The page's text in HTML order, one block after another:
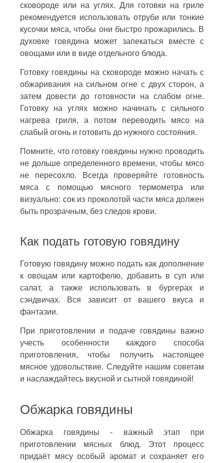
сковороде или на углях. Для готовки на гриле
рекомендуется использовать отруби или тонкие
кусочки мяса, чтобы они быстро прожарились. В
духовке говядина может запекаться вместе с
овощами или в виде отдельного блюда.
Готовку говядины на сковороде можно начать с
обжаривания на сильном огне с двух сторон, а
затем довести до готовности на слабом огне.
Готовку на углях можно начинать с сильного
нагрева гриля, а потом переводить мясо на
слабый огонь и готовить до нужного состояния.
Помните, что готовку говядины нужно проводить
не дольше определенного времени, чтобы мясо
не пересохло. Всегда проверяйте готовность
мяса с помощью мясного термометра или
визуально: сок из проколотой части мяса должен
быть прозрачным, без следов крови.
Как подать готовую говядину
Готовую говядину можно подать как дополнение
к овощам или картофелю, добавить в суп или
салат, а также использовать в бургерах и
сэндвичах. Вся зависит от вашего вкуса и
фантазии.
При приготовлении и подаче говядины важно
учесть особенности каждого способа
приготовления, чтобы получить настоящее
мясное удовольствие. Следуйте нашим советам
и наслаждайтесь вкусной и сытной говядиной!
Обжарка говядины
Обжарка говядины - важный этап при
приготовлении мясных блюд. Этот процесс
придаёт мясу особый аромат и сохраняет его